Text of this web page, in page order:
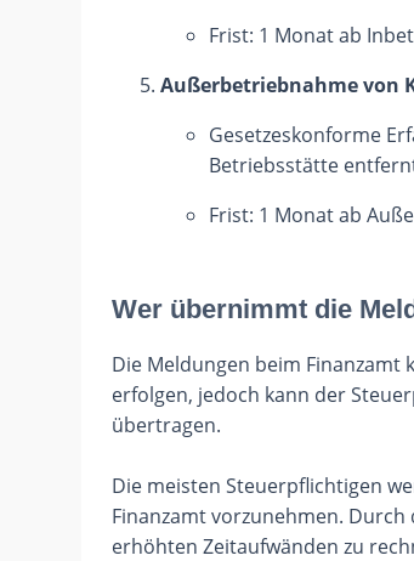
Frist: 1 Monat ab
Außerbetriebnahme von
Gesetzeskonforme
Betriebsstätte
Frist: 1 Monat ab
Wer übernimmt die
Die Meldungen beim
erfolgen, jedoch kann der
übertragen.
Die meisten Steuerpflichtigen
Finanzamt vorzunehmen.
erhöhten Zeitaufwänden zu